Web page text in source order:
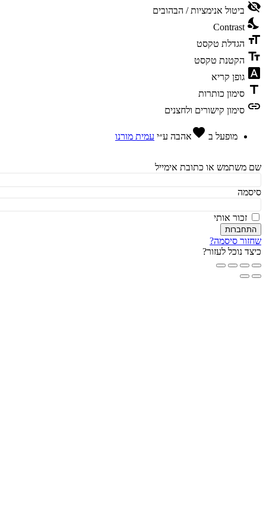
ביטול אנימציות / הבהובים
Contrast
הגדלת טקסט
הקטנת טקסט
גופן קריא
סימון כותרות
סימון קישורים ולחצנים
מופעל בfavorite אהבהע״י עמית מורנו
או כתובת אימייל
זכור אותי
סיסמה?
נוכל לעזור?